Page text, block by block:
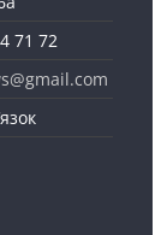
71 72